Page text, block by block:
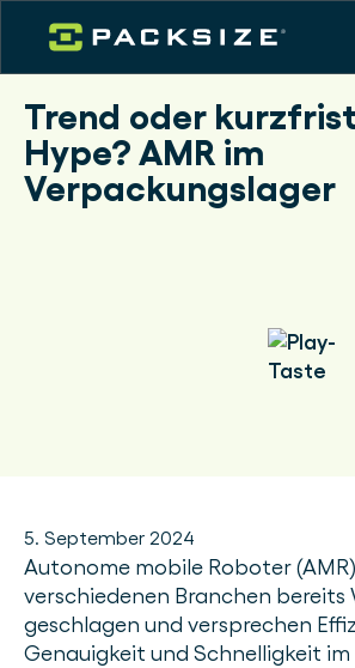
Trend oder
Hype? AMR im
Verpackungslager
5. September 2024
Autonome mobile Roboter
verschiedenen Branchen bereits
geschlagen und versprechen
Genauigkeit und Schnelligkeit im